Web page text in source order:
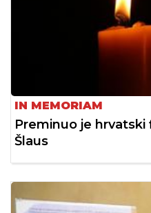
IN MEMORIAM
Preminuo je hrvatski
Šlaus